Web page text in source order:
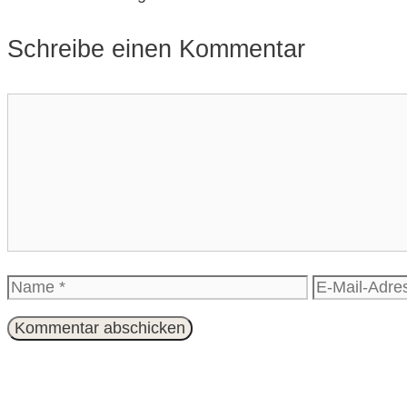
Schreibe einen Kommentar
Name
E-